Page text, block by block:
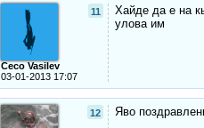
11
Ceco Vasilev
03-01-2013 17:07
Хайде да е на
улова им
12 Яво